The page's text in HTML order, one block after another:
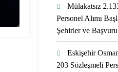
Mülakatsız
Personel Alımı
Şehirler ve
Eskişehir
203 Sözleşmeli